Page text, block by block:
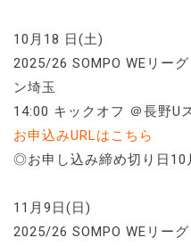
10月18 日(土)
2025/26 SOMPO WEリー
ン埼玉
14:00 キックオフ ＠⾧野U
お申込みURLはこちら
◎お申し込み締め切り日10
11月9日(日)
2025/26 SOMPO WEリー